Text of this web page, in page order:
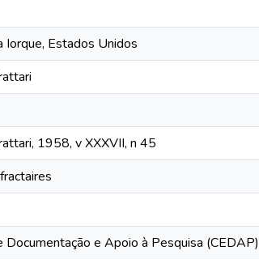
Iorque, Estados Unidos
1958, v XXXVII, n 45
Documentação e Apoio à Pesquisa (CEDAP)